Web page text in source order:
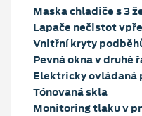
Maska chladiče s 3
Lapače nečistot
Vnitřní kryty
Pevná okna v druhé
Elektricky ovládaná
Tónovaná skla
Monitoring tlaku v